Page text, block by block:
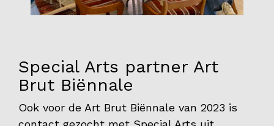
Onderwijs
Bezoekers
Parking
Special Arts partner Art
Brut Biënnale
Ook voor de Art Brut Biënnale van 2023 is